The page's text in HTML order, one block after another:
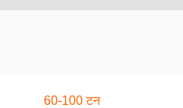
60-100 टन